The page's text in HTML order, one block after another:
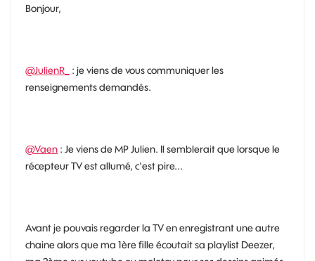
Bonjour,
@JulienR_
: je viens de vous communiquer les
renseignements demandés.
@Vaen : Je viens de MP Julien. Il semblerait que lorsque le
récepteur TV est allumé, c'est pire...
Avant je pouvais regarder la TV en enregistrant une autre
chaine alors que ma 1ère fille écoutait sa playlist Deezer,